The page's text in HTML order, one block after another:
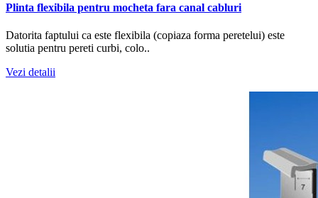
Plinta flexibila pentru mocheta fara canal cabluri
Datorita faptului ca este flexibila (copiaza forma peretelui) este
solutia pentru pereti curbi, colo..
Vezi detalii